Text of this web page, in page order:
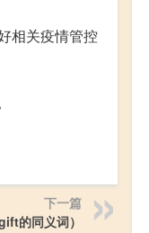
相关疫情管控
下一篇
的同义词）